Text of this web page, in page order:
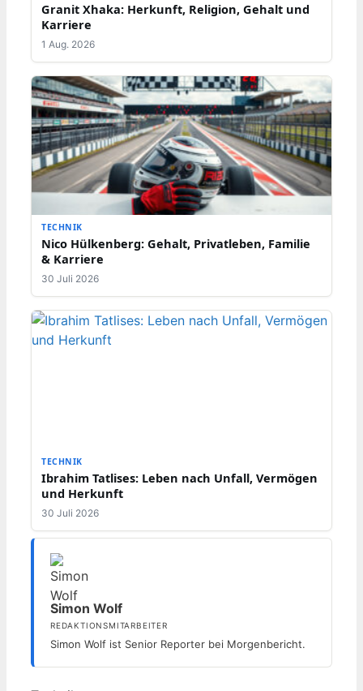
Granit Xhaka: Herkunft, Religion, Gehalt und
Karriere
1 Aug. 2026
TECHNIK
Nico Hülkenberg: Gehalt, Privatleben, Familie
& Karriere
30 Juli 2026
TECHNIK
Ibrahim Tatlises: Leben nach Unfall, Vermögen
und Herkunft
30 Juli 2026
Simon Wolf
REDAKTIONSMITARBEITER
Simon Wolf ist Senior Reporter bei Morgenbericht.